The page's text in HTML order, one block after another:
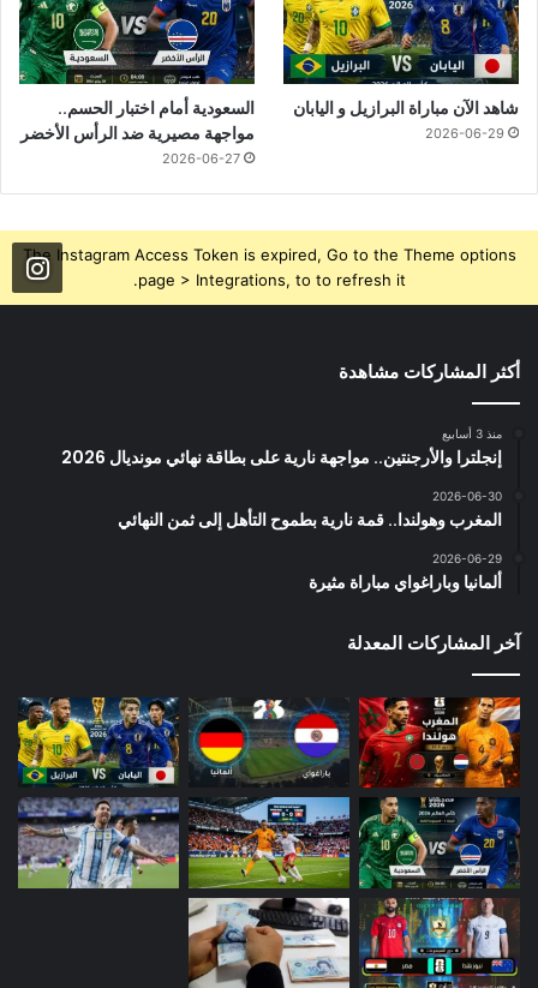
شاهد الآن مباراة البرازيل و اليابان
2026-06-29
السعودية أمام اختبار الحسم..
مواجهة مصيرية ضد الرأس الأخضر
2026-06-27
The Instagram Access Token is expired, Go to the Theme options
page > Integrations, to to refresh it.
أكثر المشاركات مشاهدة
منذ 3 أسابيع
إنجلترا والأرجنتين.. مواجهة نارية على بطاقة نهائي مونديال 2026
2026-06-30
المغرب وهولندا.. قمة نارية بطموح التأهل إلى ثمن النهائي
2026-06-29
ألمانيا وباراغواي مباراة مثيرة
آخر المشاركات المعدلة